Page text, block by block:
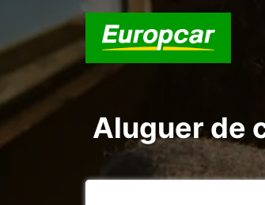
Aluguer de